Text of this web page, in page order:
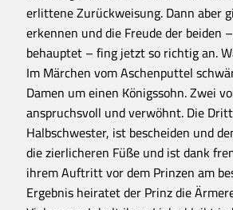
erlittene Zurückweisung. Dann aber
erkennen und die Freude der beiden
behauptet – fing jetzt so richtig an.
Im Märchen vom Aschenputtel
Damen um einen Königssohn. Zwei
anspruchsvoll und verwöhnt. Die
Halbschwester, ist bescheiden und
die zierlicheren Füße und ist dank
ihrem Auftritt vor dem Prinzen am
Ergebnis heiratet der Prinz die